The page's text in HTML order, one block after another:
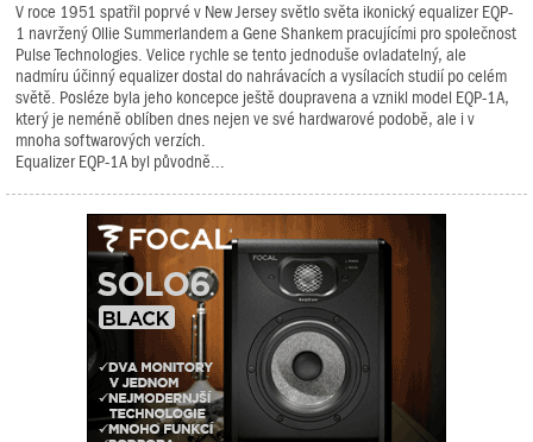
V roce 1951 spatřil poprvé v New Jersey světlo světa ikonický equalizer EQP-
1 navržený Ollie Summerlandem a Gene Shankem pracujícími pro společnost
Pulse Technologies. Velice rychle se tento jednoduše ovladatelný, ale
nadmíru účinný equalizer dostal do nahrávacích a vysílacích studií po celém
světě. Posléze byla jeho koncepce ještě doupravena a vznikl model EQP-1A,
který je neméně oblíben dnes nejen ve své hardwarové podobě, ale i v
mnoha softwarových verzích.
Equalizer EQP-1A byl původně...